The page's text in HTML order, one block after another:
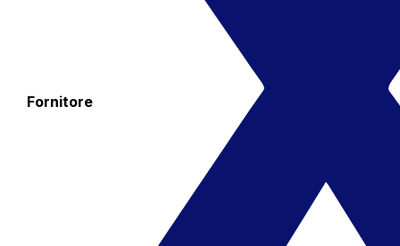
Fornitore